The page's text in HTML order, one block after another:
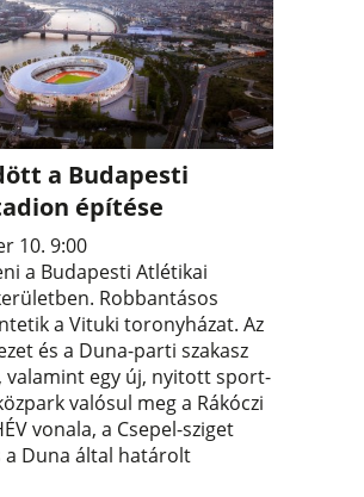
a Budapesti
építése
10. 9:00
a Budapesti Atlétikai
Robbantásos
a Vituki toronyházat. Az
és a Duna-parti szakasz
valamint egy új, nyitott sport-
valósul meg a Rákóczi
vonala, a Csepel-sziget
a Duna által határolt